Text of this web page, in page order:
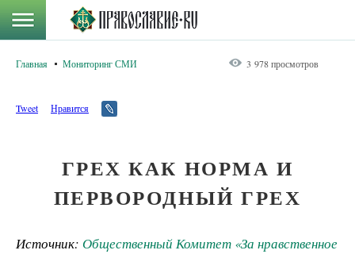
Главная Мониторинг СМИ 3 978 просмотров
Tweet Нравится
ГРЕХ КАК НОРМА И
ПЕРВОРОДНЫЙ ГРЕХ
Источник: Общественный Комитет «За нравственное